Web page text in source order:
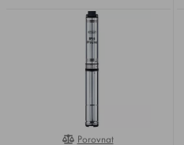
0%
Porovnat